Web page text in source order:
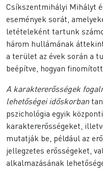
Csíkszentmihályi Mihályt
események sorát,
letételeként tartunk
három hullámának
a terület az évek során a
beépítve, hogyan
A karaktererősségek
lehetőségei időskorban
pszichológia egyik
karaktererősségeket,
mutatják be, például az
jellegzetes erősségeket,
alkalmazásának